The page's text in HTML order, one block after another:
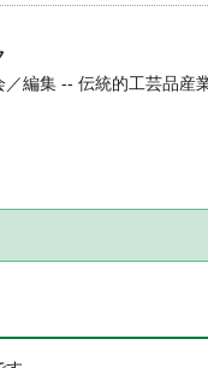
／編集 -- 伝統的工芸品産